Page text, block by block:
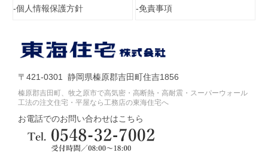
個人情報保護方針 免責事項
〒421-0301 静岡県榛原郡吉田町住吉1856
榛原郡吉田町、牧之原市で高気密・高断熱・高耐震・スーパーウォール
工法の注文住宅・平屋なら工務店の東海住宅へ
お電話でのお問い合わせはこちら